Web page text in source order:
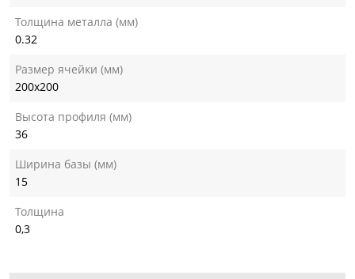
Толщина металла (мм)
0.32
Размер ячейки (мм)
200х200
Высота профиля (мм)
36
Ширина базы (мм)
15
Толщина
0,3